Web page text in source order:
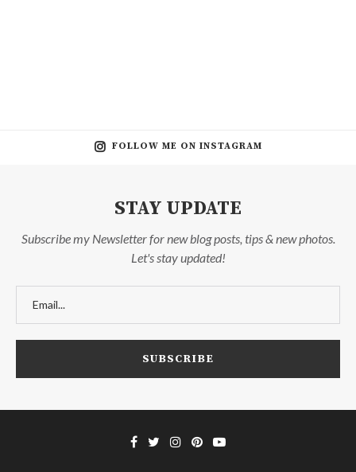
FOLLOW ME ON INSTAGRAM
STAY UPDATE
Subscribe my Newsletter for new blog posts, tips & new photos.
Let's stay updated!